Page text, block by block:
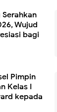
Serahkan
Wujud
bagi
Pimpin
Kelas I
kepada